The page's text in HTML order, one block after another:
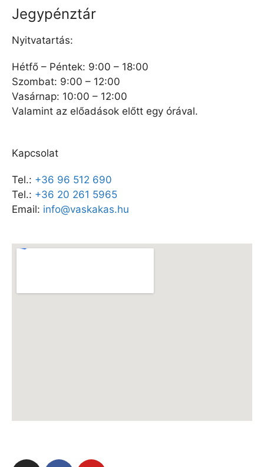
Jegypénztár
Nyitvatartás:
Hétfő – Péntek: 9:00 – 18:00
Szombat: 9:00 – 12:00
Vasárnap: 10:00 – 12:00
Valamint az előadások előtt egy órával.
Kapcsolat
Tel.: +36 96 512 690
Tel.: +36 20 261 5965
Email: info@vaskakas.hu